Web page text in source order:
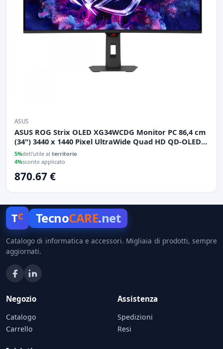
ASUS
ASUS ROG Strix OLED XG34WCDG Monitor PC 86,4 cm
(34") 3440 x 1440 Pixel UltraWide Quad HD QD-OLED
Nero
5%dell'utile al territorio
4%sconto applicato
870.67 €
Tc TecnoCARE.net
Catalogo di informatica e accessori. Migliaia di prodotti, sempre
aggiornati.
Negozio
Catalogo
Carrello
Assistenza
Spedizioni
Resi